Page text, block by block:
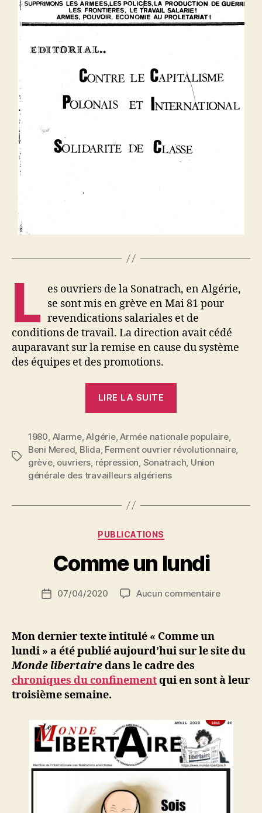
L es ouvriers de la Sonatrach, en Algérie,
se sont mis en grève en Mai 81 pour
revendications salariales et de
conditions de travail. La direction avait cédé
auparavant sur la remise en cause du système
des équipes et des promotions.
LIRE LA SUITE
ouvriers
à
Beni
Étiquettes
1980, Alarme,Algérie,Armée nationale populaire,
Beni Mered, Blida, Ferment ouvrier révolutionnaire,
grève, ouvriers, répression, Sonatrach, Union
générale des travailleurs algériens
Catégories
PUBLICATIONS
Comme un lundi
P
a
S
N
ji
b
Date07/04/2020 Aucun commentairesur
Mon dernier texte intitulé « Comme un
lundi » a été publié aujourd’hui sur le site du
Monde libertairedans le cadre des
chroniques du confinementqui en sont à leur
troisième semaine.